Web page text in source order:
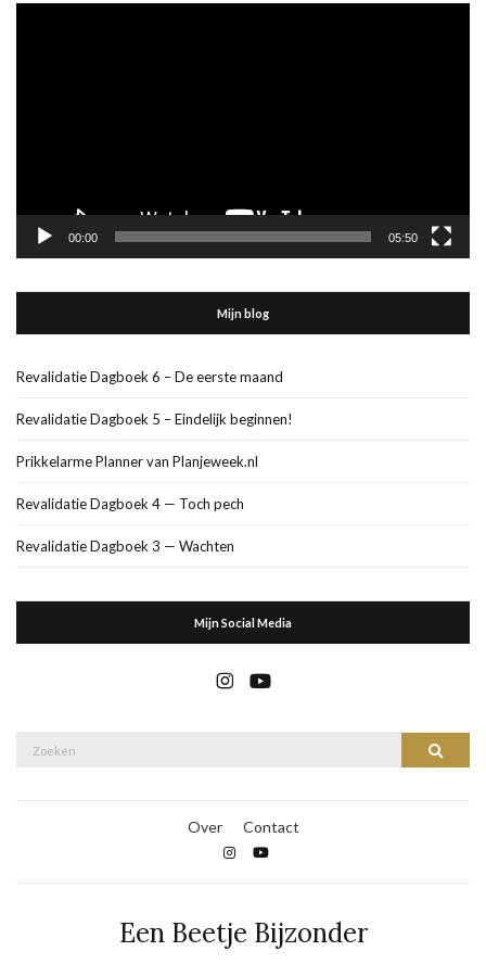
00:00 05:50
Mijn blog
Revalidatie Dagboek 6 – De eerste maand
Revalidatie Dagboek 5 – Eindelijk beginnen!
Prikkelarme Planner van Planjeweek.nl
Revalidatie Dagboek 4 — Toch pech
Revalidatie Dagboek 3 — Wachten
Mijn Social Media
Over Contact
Een Beetje Bijzonder